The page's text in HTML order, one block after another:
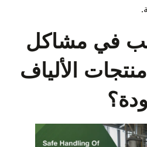
في مشاكل
الألياف